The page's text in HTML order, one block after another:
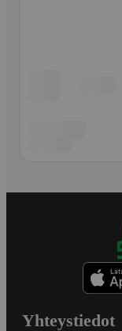
Yhteystiedot